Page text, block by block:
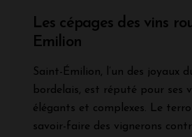
Les cépages des vins
Emilion
Saint-Émilion, l’un des joyaux
bordelais, est réputé pour ses
élégants et complexes. Le
savoir-faire des vignerons